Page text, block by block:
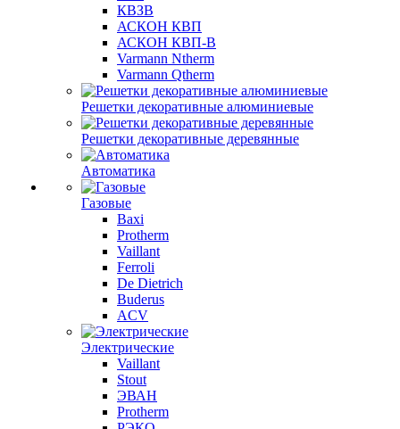
КВЗВ
АСКОН КВП
АСКОН КВП-В
Varmann Ntherm
Varmann Qtherm
Решетки декоративные алюминиевые
Решетки декоративные деревянные
Автоматика
Газовые
Baxi
Protherm
Vaillant
Ferroli
De Dietrich
Buderus
ACV
Электрические
Vaillant
Stout
ЭВАН
Protherm